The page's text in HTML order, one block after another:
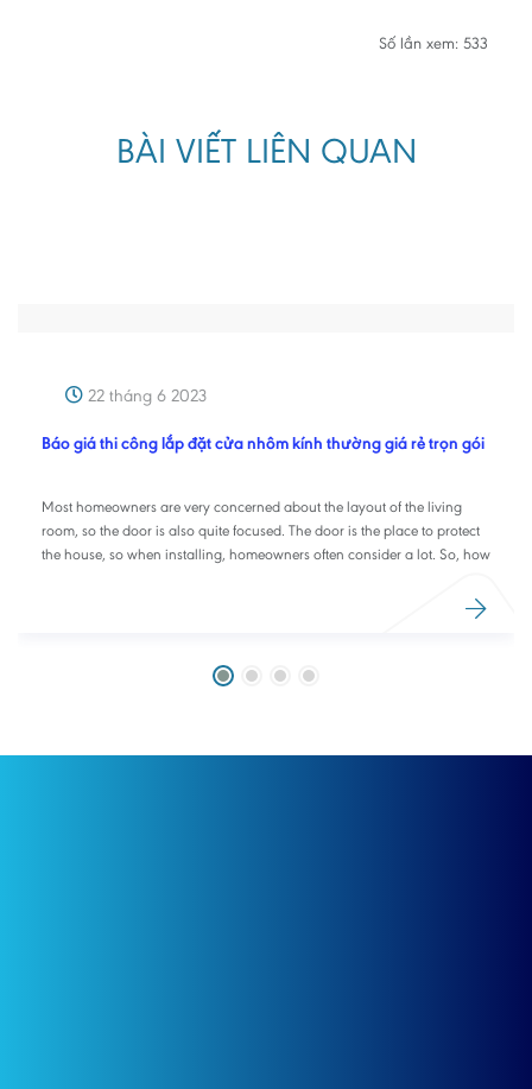
Số lần xem: 533
BÀI VIẾT LIÊN QUAN
22 tháng 6 2023
Báo giá thi công lắp đặt cửa nhôm kính thường giá rẻ trọn gói
Most homeowners are very concerned about the layout of the living
room, so the door is also quite focused. The door is the place to protect
the house, so when installing, homeowners often consider a lot. So, how